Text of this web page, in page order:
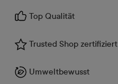
Top Qualität
Trusted Shop zertifiziert
Umweltbewusst